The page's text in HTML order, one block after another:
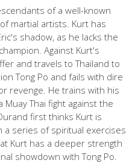
of a well-known
martial artists. Kurt has
shadow, as he lacks the
Against Kurt's
and travels to Thailand to
Tong Po and fails with dire
revenge. He trains with his
Thai fight against the
first thinks Kurt is
series of spiritual exercises
Kurt has a deeper strength
showdown with Tong Po.